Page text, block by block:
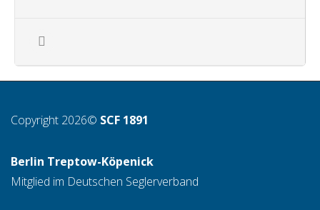
Copyright 2026© SCF 1891
Berlin Treptow-Köpenick
Mitglied im Deutschen Seglerverband